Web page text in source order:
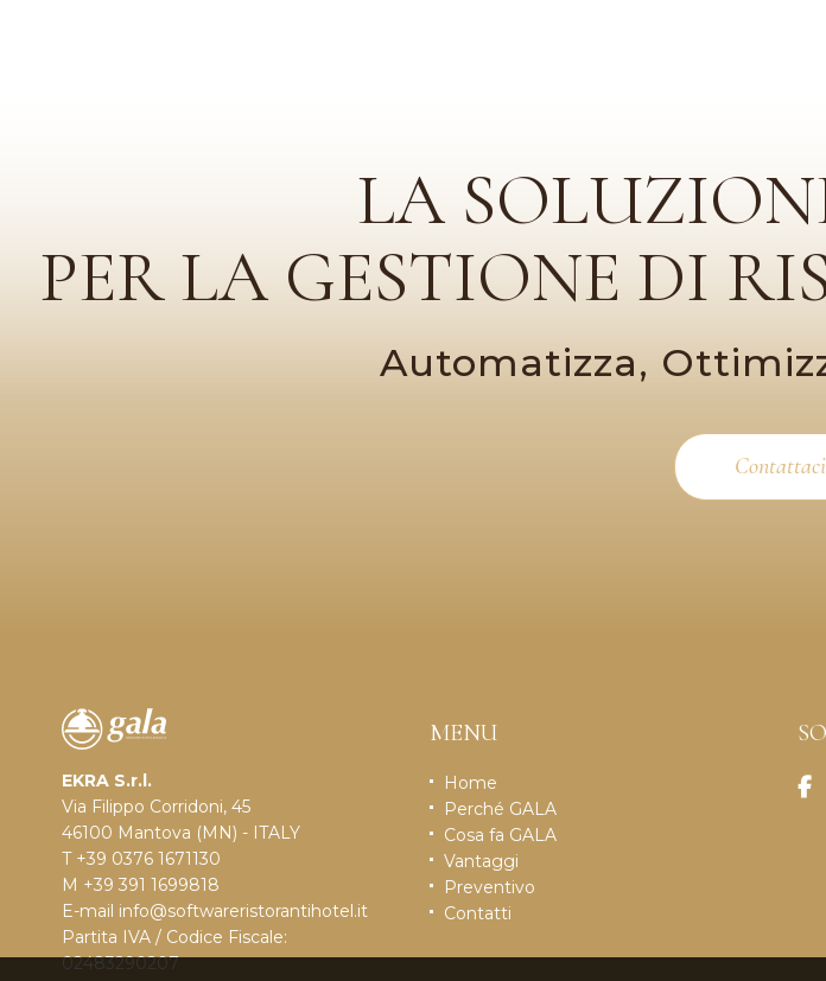
LA
PER LA GESTIONE DI
Automatizza,
EKRA S.r.l.
Via Filippo Corridoni, 45
46100 Mantova (MN) - ITALY
T +39 0376 1671130
M +39 391 1699818
E-mail info@softwareristorantihotel.it
Partita IVA / Codice Fiscale:
02483290207
MENU
Home
Perché GALA
Cosa fa GALA
Vantaggi
Preventivo
Contatti